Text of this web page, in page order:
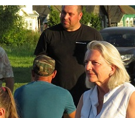
foto.jpg